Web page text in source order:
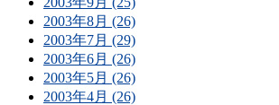
2003年8月 (26)
2003年7月 (29)
2003年6月 (26)
2003年5月 (26)
2003年4月 (26)